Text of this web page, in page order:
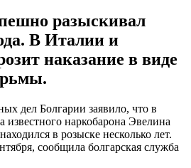
разыскивал
В Италии и
наказание в виде
дел Болгарии заявило, что в
известного наркобарона Эвелина
в розыске несколько лет.
сообщила болгарская служба